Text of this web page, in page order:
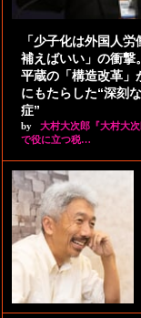
「少子化は外国人労
補えばいい」の衝撃
平蔵の「構造改革」
にもたらした“深刻
症”
by
大村大次郎『大村大
で役に立つ税…